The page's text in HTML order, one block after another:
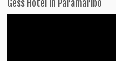
Gess Hotel in Paramaribo